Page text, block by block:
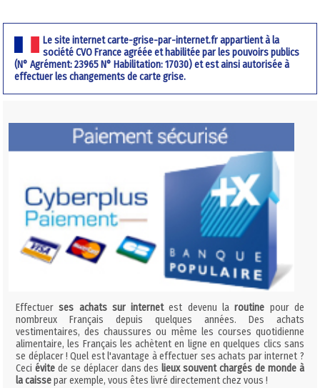
Le site internet carte-grise-par-internet.fr appartient à la
société CVO France agréée et habilitée par les pouvoirs publics
(N° Agrément: 23965 N° Habilitation: 17030) et est ainsi autorisée à
effectuer les changements de carte grise.
Effectuerses achats sur internetest devenu laroutine pour de
nombreux Français depuis quelques années. Des achats
vestimentaires, des chaussures ou même les courses quotidienne
alimentaire, les Français les achètent en ligne en quelques clics sans
se déplacer ! Quel est l'avantage à effectuer ses achats par internet ?
Ceci évitede se déplacer dans deslieux souvent chargés de monde à
la caissepar exemple, vous êtes livré directement chez vous !